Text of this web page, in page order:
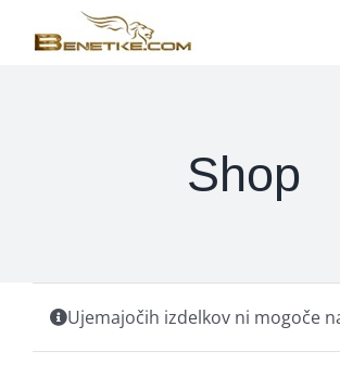
Shop
Ujemajočih izdelkov ni mogoče